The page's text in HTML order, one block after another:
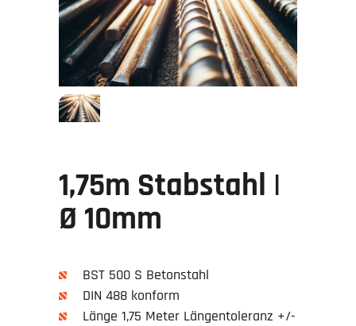
1,75m Stabstahl |
Ø 10mm
BST 500 S Betonstahl
DIN 488 konform
Länge 1,75 Meter Längentoleranz +/-